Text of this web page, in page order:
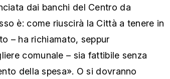
dai banchi del Centro da
è: come riuscirà la Città a tenere in
– ha richiamato, seppur
comunale – sia fattibile senza
della spesa». O si dovranno